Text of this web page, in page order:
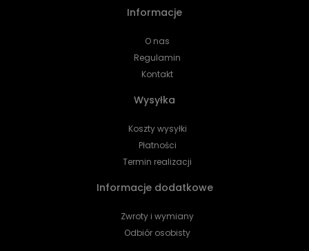
Informacje
O nas
Regulamin
Kontakt
Wysyłka
Koszty wysyłki
Płatności
Termin realizacji
Informacje dodatkowe
Zwroty i wymiany
Odbiór osobisty